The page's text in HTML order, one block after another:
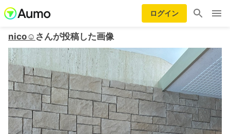
ログイン
nico☺︎ さんが投稿した画像